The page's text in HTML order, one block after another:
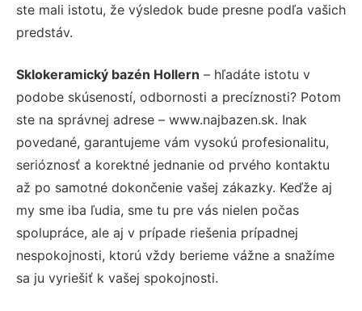
ste mali istotu, že výsledok bude presne podľa vašich
predstáv.
Sklokeramický bazén Hollern – hľadáte istotu v
podobe skúseností, odbornosti a precíznosti? Potom
ste na správnej adrese – www.najbazen.sk. Inak
povedané, garantujeme vám vysokú profesionalitu,
serióznosť a korektné jednanie od prvého kontaktu
až po samotné dokončenie vašej zákazky. Keďže aj
my sme iba ľudia, sme tu pre vás nielen počas
spolupráce, ale aj v prípade riešenia prípadnej
nespokojnosti, ktorú vždy berieme vážne a snažíme
sa ju vyriešiť k vašej spokojnosti.